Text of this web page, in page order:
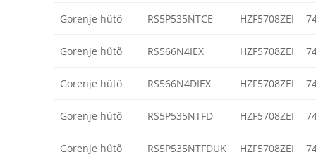
Gorenje hűtő RS5P535NTCE HZF5708ZEI
Gorenje hűtő RS566N4IEX HZF5708ZEI
Gorenje hűtő RS566N4DIEX HZF5708ZEI
Gorenje hűtő RS5P535NTFD HZF5708ZEI
Gorenje hűtő RS5P535NTFDUK HZF5708ZEI